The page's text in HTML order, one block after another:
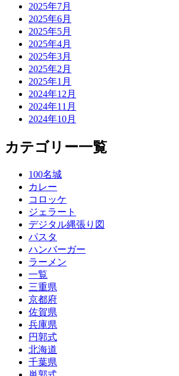
2025年7月
2025年6月
2025年5月
2025年4月
2025年3月
2025年2月
2025年1月
2024年12月
2024年11月
2024年10月
カテゴリー一覧
100名城
カレー
コロッケ
ジェラート
デジタル縄張り図
パスタ
ハンバーガー
ラーメン
一覧
三重県
京都府
佐賀県
兵庫県
円郭式
北海道
千葉県